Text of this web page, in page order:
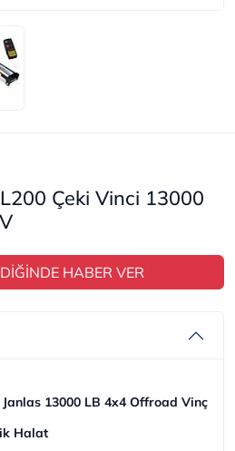
Çeki Vinci 13000
HABER VER
13000 LB 4x4 Offroad Vinç
Halat